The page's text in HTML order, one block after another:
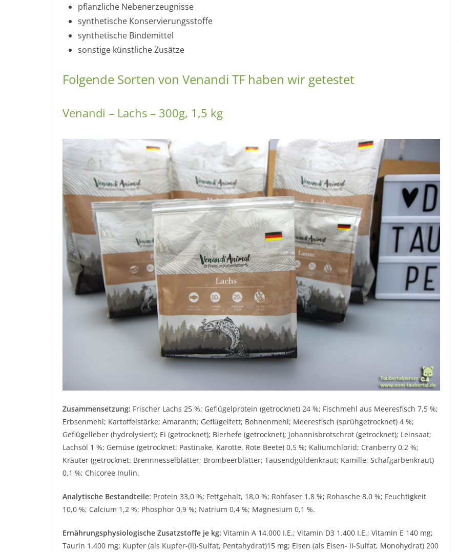
pflanzliche Nebenerzeugnisse
synthetische Konservierungsstoffe
synthetische Bindemittel
sonstige künstliche Zusätze
Folgende Sorten von Venandi TF haben wir getestet
Venandi – Lachs – 300g, 1,5 kg
Zusammensetzung: Frischer Lachs 25 %; Geflügelprotein (getrocknet) 24 %; Fischmehl aus Meeresfisch 7,5 %;
Erbsenmehl; Kartoffelstärke; Amaranth; Geflügelfett; Bohnenmehl; Meeresfisch (sprühgetrocknet) 4 %;
Geflügelleber (hydrolysiert); Ei (getrocknet); Bierhefe (getrocknet); Johannisbrotschrot (getrocknet); Leinsaat;
Lachsöl 1 %; Gemüse (getrocknet: Pastinake, Karotte, Rote Beete) 0,5 %; Kaliumchlorid; Cranberry 0,2 %;
Kräuter (getrocknet: Brennnesselblätter; Brombeerblätter; Tausendgüldenkraut; Kamille; Schafgarbenkraut)
0,1 %; Chicoree Inulin.
Analytische Bestandteile: Protein 33,0 %; Fettgehalt, 18,0 %; Rohfaser 1,8 %; Rohasche 8,0 %; Feuchtigkeit
10,0 %; Calcium 1,2 %; Phosphor 0,9 %; Natrium 0,4 %; Magnesium 0,1 %.
Ernährungsphysiologische Zusatzstoffe je kg: Vitamin A 14.000 I.E.; Vitamin D3 1.400 I.E.; Vitamin E 140 mg;
Taurin 1.400 mg; Kupfer (als Kupfer-(II)-Sulfat, Pentahydrat)15 mg; Eisen (als Eisen- II-Sulfat, Monohydrat) 200